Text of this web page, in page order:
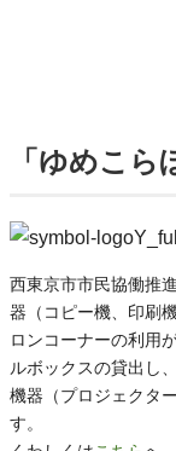
「ゆめこら
西東京市市民協働推
器（コピー機、印刷
ロンコーナーの利用
ルボックスの貸出し
機器（プロジェクタ
す。